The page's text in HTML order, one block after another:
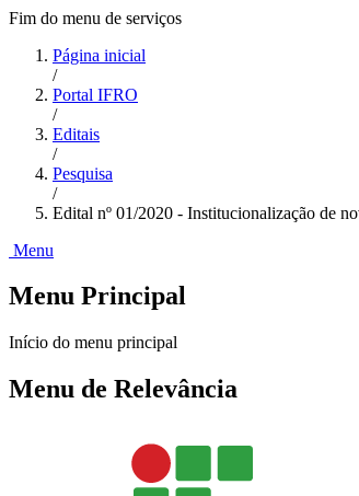
Fim do menu de serviços
Página inicial
/
Portal IFRO
/
Editais
/
Pesquisa
/
Edital nº 01/2020 - Institucionalização de
Menu
Menu Principal
Início do menu principal
Menu de Relevância